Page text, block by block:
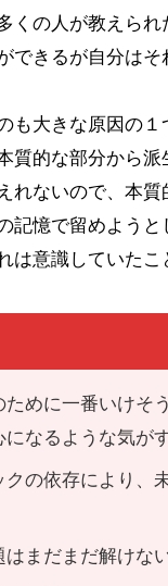
くの人が教えられ
できるが自分はそ
も大きな原因の
質的な部分から
れないので、本
記憶で留めようと
は意識していたこ
ために一番いけそ
になるような気が
クの依存により、
はまだまだ解けな